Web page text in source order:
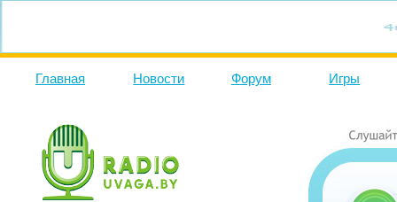
Главная Новости Форум Игры